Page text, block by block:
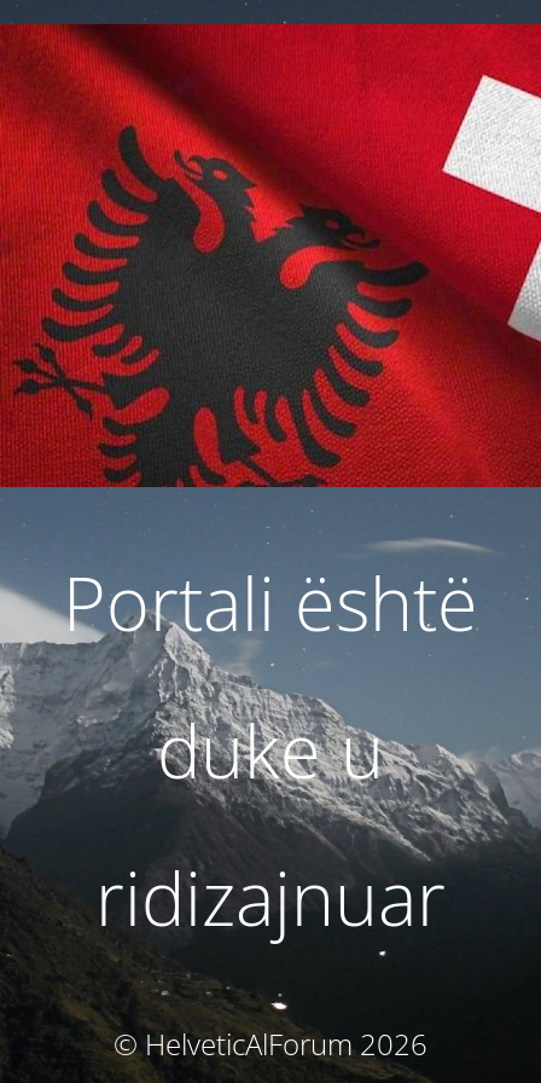
Portali është
duke u
ridizajnuar
© HelveticAlForum 2026